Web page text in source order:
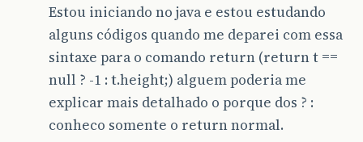
Estou iniciando no java e estou estudando
alguns códigos quando me deparei com essa
sintaxe para o comando return (return t ==
null ? -1 : t.height;) alguem poderia me
explicar mais detalhado o porque dos ? :
conheco somente o return normal.